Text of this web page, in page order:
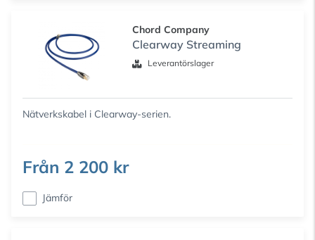
Chord Company
Clearway Streaming
Leverantörslager
Nätverkskabel i Clearway-serien.
Från 2 200 kr
Jämför